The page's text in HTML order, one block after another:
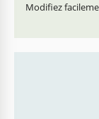
Modifiez